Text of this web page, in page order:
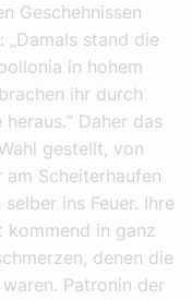
Geschehnissen
stand die
in hohem
ihr durch
Daher das
gestellt, von
Scheiterhaufen
ins Feuer. Ihre
kommend in ganz
denen die
Patronin der